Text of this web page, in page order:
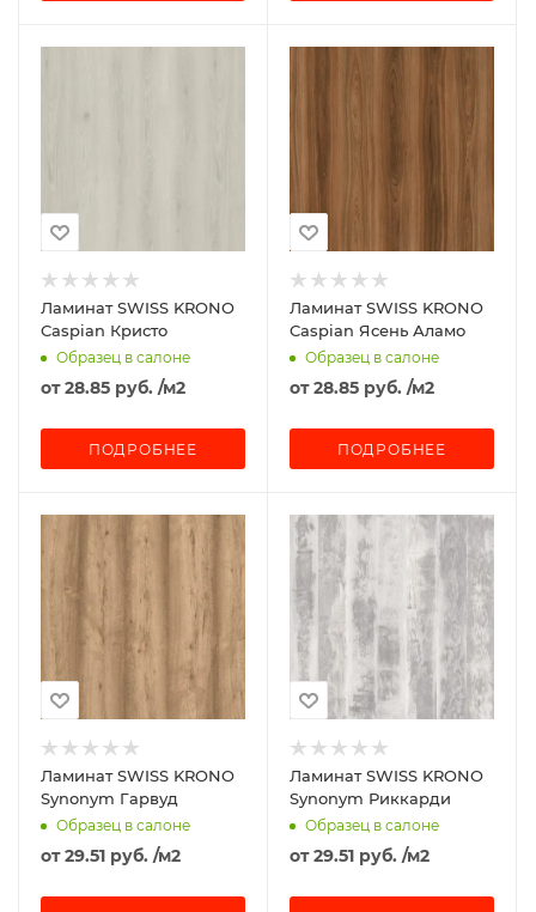
Ламинат SWISS KRONO
Caspian Кристо
Образец в салоне
от28.85 руб. /м2
ПОДРОБНЕЕ
Ламинат SWISS KRONO
Caspian Ясень Аламо
Образец в салоне
от28.85 руб. /м2
ПОДРОБНЕЕ
Ламинат SWISS KRONO
Synonym Гарвуд
Образец в салоне
от29.51 руб. /м2
Ламинат SWISS KRONO
Synonym Риккарди
Образец в салоне
от29.51 руб. /м2